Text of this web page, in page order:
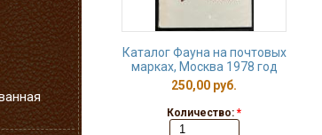
Каталог Фауна на почтовых
марках, Москва 1978 год
250,00 руб.
Количество: *